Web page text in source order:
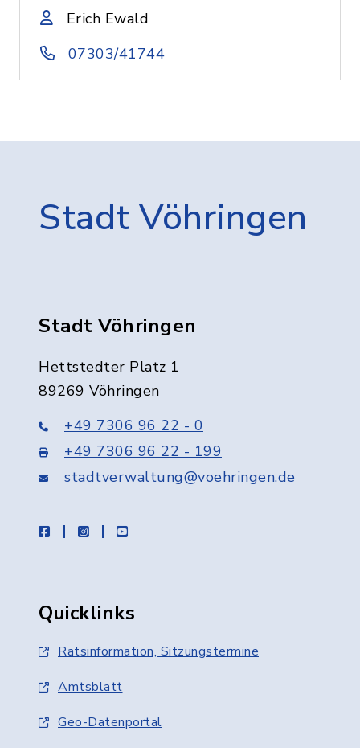
Erich Ewald
07303/41744
Stadt Vöhringen
Stadt Vöhringen
Hettstedter Platz 1
89269 Vöhringen
+49 7306 96 22 - 0
+49 7306 96 22 - 199
stadtverwaltung@voehringen.de
facebookinstagramyoutube
Quicklinks
Ratsinformation, Sitzungstermine
Amtsblatt
Geo-Datenportal